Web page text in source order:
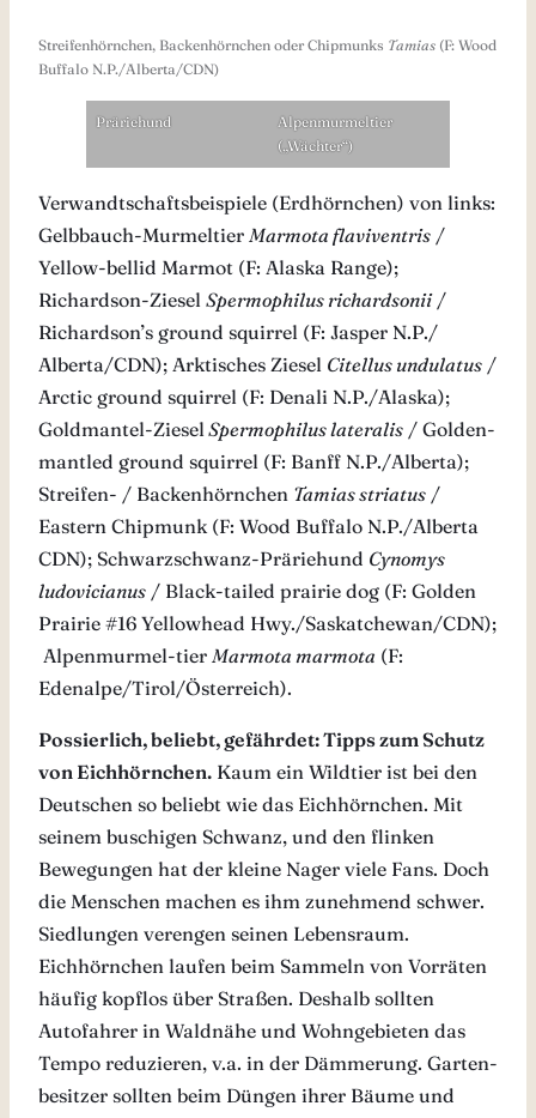
Streifenhörnchen, Backenhörnchen oder Chipmunks Tamias (F: Wood
Buffalo N.P./Alberta/CDN)
Präriehund
Alpenmurmeltier
(„Wächter“)
Verwandtschaftsbeispiele (Erdhörnchen) von links:
Gelbbauch-Murmeltier Marmota flaviventris /
Yellow-bellid Marmot (F: Alaska Range);
Richardson-Ziesel Spermophilus richardsonii/
Richardson’s ground squirrel (F: Jasper N.P./
Alberta/CDN); Arktisches Ziesel Citellus undulatus /
Arctic ground squirrel (F: Denali N.P./Alaska);
Goldmantel-ZieselSpermophilus lateralis / Golden-
mantled ground squirrel (F: Banff N.P./Alberta);
Streifen- / Backenhörnchen Tamias striatus /
Eastern Chipmunk (F: Wood Buffalo N.P./Alberta
CDN); Schwarzschwanz-Präriehund Cynomys
ludovicianus / Black-tailed prairie dog (F: Golden
Prairie #16 Yellowhead Hwy./Saskatchewan/CDN);
Alpenmurmel-tier Marmota marmota (F:
Edenalpe/Tirol/Österreich).
Possierlich, beliebt, gefährdet: Tipps zum Schutz
von Eichhörnchen. Kaum ein Wildtier ist bei den
Deutschen so beliebt wie das Eichhörnchen. Mit
seinem buschigen Schwanz, und den flinken
Bewegungen hat der kleine Nager viele Fans. Doch
die Menschen machen es ihm zunehmend schwer.
Siedlungen verengen seinen Lebensraum.
Eichhörnchen laufen beim Sammeln von Vorräten
häufig kopflos über Straßen. Deshalb sollten
Autofahrer in Waldnähe und Wohngebieten das
Tempo reduzieren, v.a. in der Dämmerung. Garten-
besitzer sollten beim Düngen ihrer Bäume und